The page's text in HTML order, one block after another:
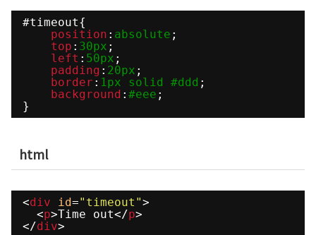
#timeout{
position : absolute ;
top : 30px ;
left : 50px ;
padding : 20px ;
border : 1px solid #ddd ;
background : #eee ;
}
html
<div id="timeout">
<p>Time out</p>
</div>